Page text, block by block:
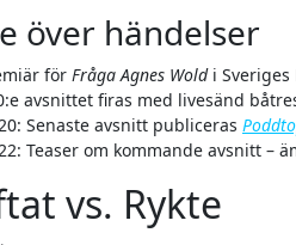
över händelser
för Fråga Agnes Woldi Sveriges
avsnittet firas med livesänd
Senaste avsnitt publiceras
Teaser om kommande avsnitt –
vs. Rykte